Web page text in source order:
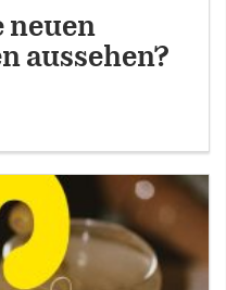
neuen
aussehen?